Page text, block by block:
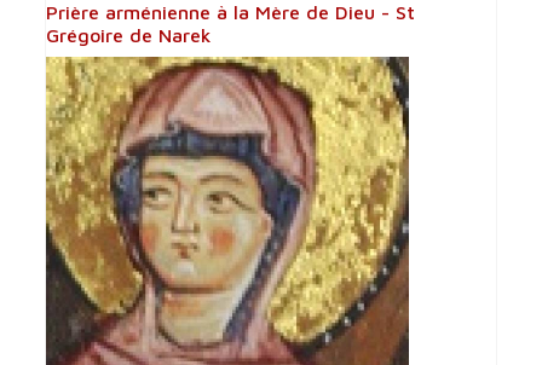
Prière arménienne à la Mère de Dieu - St
Grégoire de Narek